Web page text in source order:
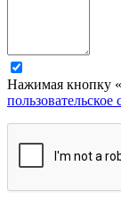
Нажимая кнопку
пользовательское